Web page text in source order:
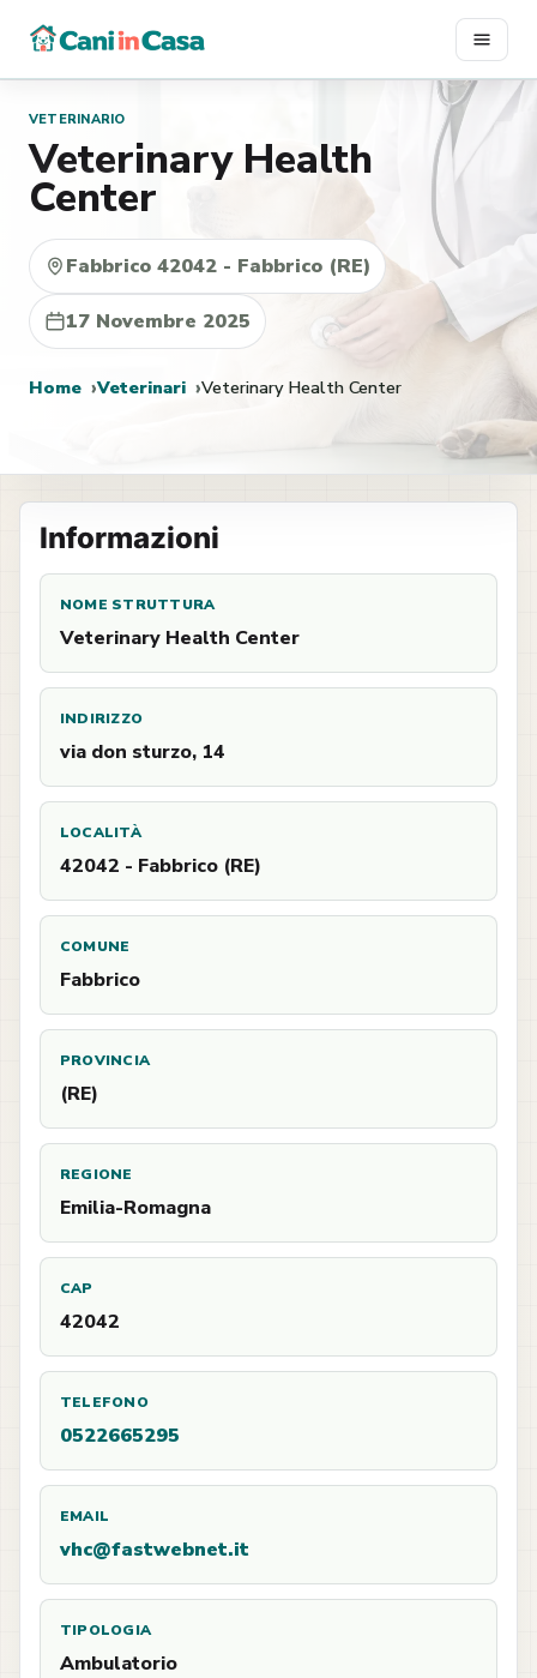
contenuto
VETERINARIO
Veterinary Health
Center
Fabbrico 42042 - Fabbrico (RE)
17 Novembre 2025
Home Veterinari Veterinary Health Center
Informazioni
NOME STRUTTURA
Veterinary Health Center
INDIRIZZO
via don sturzo, 14
LOCALITÀ
42042 - Fabbrico (RE)
COMUNE
Fabbrico
PROVINCIA
(RE)
REGIONE
Emilia-Romagna
CAP
42042
TELEFONO
0522665295
EMAIL
vhc@fastwebnet.it
TIPOLOGIA
Ambulatorio